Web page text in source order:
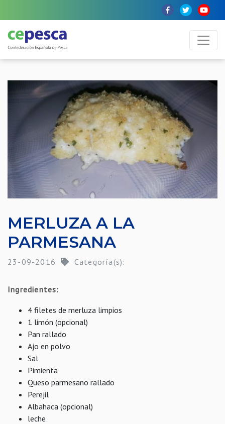
MERLUZA A LA
PARMESANA
23-09-2016 Categoría(s):
Ingredientes:
4 filetes de merluza limpios
1 limón (opcional)
Pan rallado
Ajo en polvo
Sal
Pimienta
Queso parmesano rallado
Perejil
Albahaca (opcional)
leche